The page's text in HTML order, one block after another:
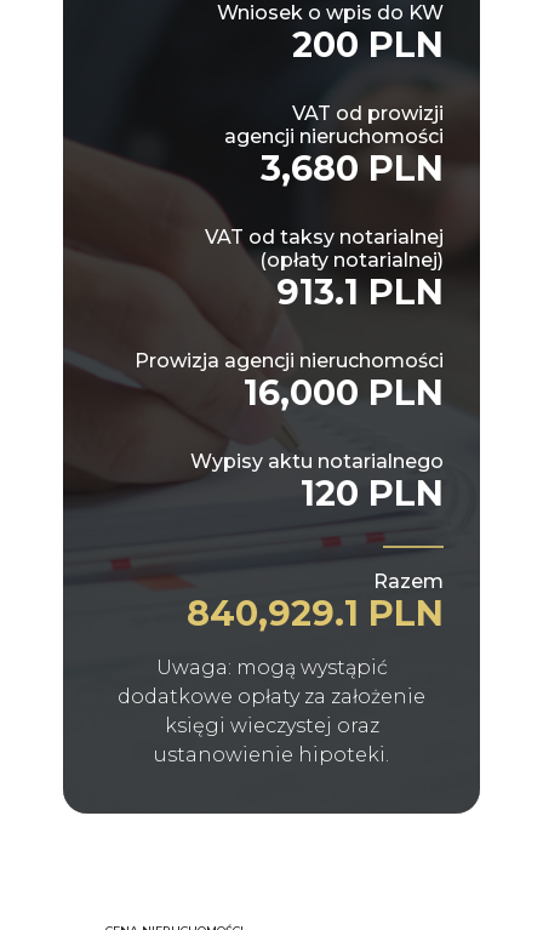
Wniosek o wpis do KW
200 PLN
VAT od prowizji
agencji nieruchomości
3,680 PLN
VAT od taksy notarialnej
(opłaty notarialnej)
913.1 PLN
Prowizja agencji nieruchomości
16,000 PLN
Wypisy aktu notarialnego
120 PLN
Razem
840,929.1 PLN
Uwaga: mogą wystąpić
dodatkowe opłaty za założenie
księgi wieczystej oraz
ustanowienie hipoteki.